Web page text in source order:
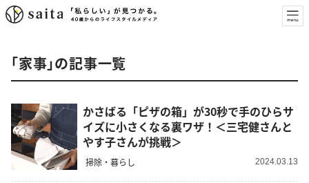
「家事」の記事一覧
かさばる「ピザの箱」が30秒で手のひらサ
イズに小さくなる裏ワザ！＜三宅健さんと
やす子さんが挑戦＞
掃除・暮らし 2024.03.13